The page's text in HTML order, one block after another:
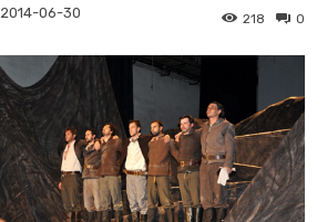
2014-06-30 0
218